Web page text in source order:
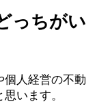
っちがい
個人経営の不動
います。